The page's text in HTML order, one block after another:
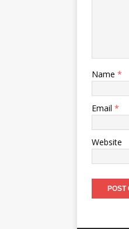
Name *
Email *
Website